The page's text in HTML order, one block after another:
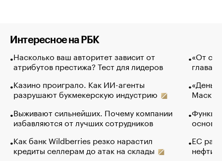
Интересное на РБК
Насколько ваш авторитет зависит от
атрибутов престижа? Тест для лидеров
Казино проиграло. Как ИИ-агенты
разрушают букмекерскую индустрию
Выживают сильнейших. Почему компании
избавляются от лучших сотрудников
Как банк Wildberries резко нарастил
кредиты селлерам до атак на склады
«От
глава
Маск в
основ
ЕС
нефти